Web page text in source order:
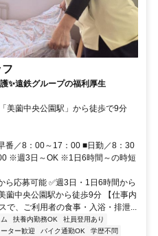
✨遠鉄グループの福利厚生
美薗中央公園駅」から徒歩で9分
番／8：00～17：00 ■日勤／8：30
※週3日～OK ※1日6時間～の時短
ら応募可能 ✅週3日・1日6時間から
薗中央公園駅から徒歩9分 【仕事内
で、ご利用者の食事・入浴・排泄...
扶養内勤務OK
社員登用あり
ター歓迎 バイク通勤OK
学歴不問